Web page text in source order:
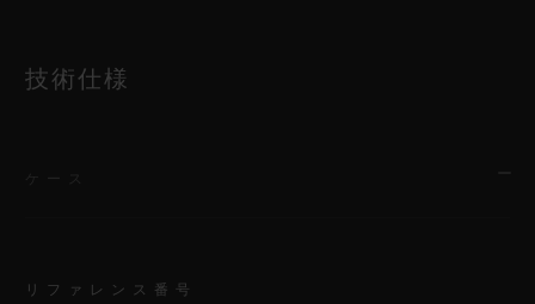
技術仕様
リファレンス番号